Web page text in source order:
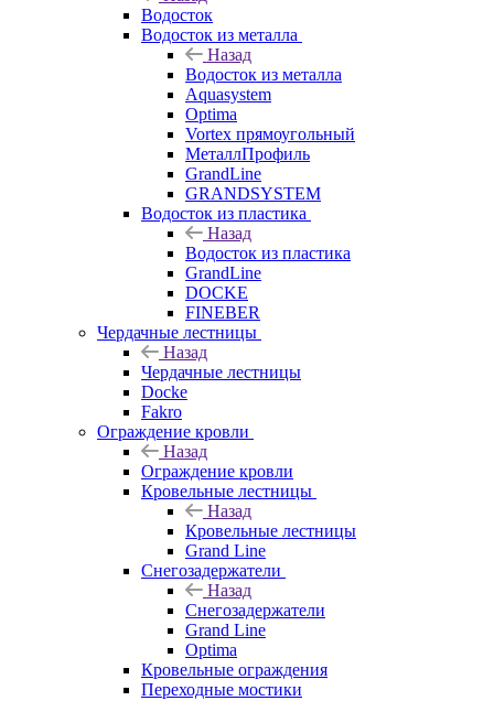
Водосток
Водосток из металла
Назад
Водосток из металла
Aquasystem
Optima
Vortex прямоугольный
МеталлПрофиль
GrandLine
GRANDSYSTEM
Водосток из пластика
Назад
Водосток из пластика
GrandLine
DOCKE
FINEBER
Чердачные лестницы
Назад
Чердачные лестницы
Docke
Fakro
Ограждение кровли
Назад
Ограждение кровли
Кровельные лестницы
Назад
Кровельные лестницы
Grand Line
Снегозадержатели
Назад
Снегозадержатели
Grand Line
Optima
Кровельные ограждения
Переходные мостики